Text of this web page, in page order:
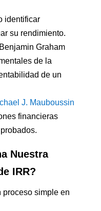
identificar
su rendimiento.
Graham
de la
de un
J. Mauboussin
financieras
Nuestra
IRR?
proceso simple en